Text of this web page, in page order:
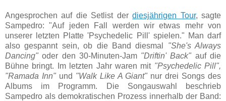
Angesprochen auf die Setlist derdiesjährigen Tour, sagte
Sampedro: "Auf jeden Fall werden wir etwas mehr von
unserer letzten Platte 'Psychedelic Pill' spielen." Man darf
also gespannt sein, ob die Band diesmal "She's Always
Dancing" oder den 30-Minuten-Jam "Driftin' Back" auf die
Bühne bringt. Im letzten Jahr waren mit "Psychedelic Pill",
"Ramada Inn" und "Walk Like A Giant" nur drei Songs des
Albums im Programm. Die Songauswahl beschrieb
Sampedro als demokratischen Prozess innerhalb der Band: